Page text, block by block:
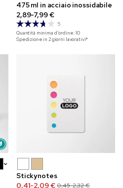
475 ml in acciaio inossidabile
2,89-7,99 €
5
Quantità minima d'ordine:10
Spedizione in 2 giorni lavorativi*
Stickynotes
0,41-2,09 € 0,45-2,32 €